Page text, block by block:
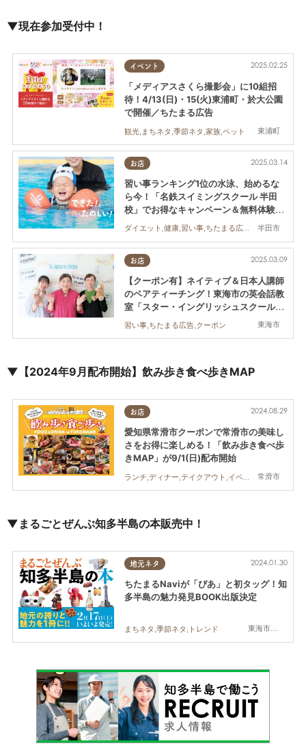
▼現在参加受付中！
イベント
東浦町
2025.02.25
「メディアスさくら撮影会」に10組招
待！4/13(日)・15(火)東浦町・於大公園
で開催／ちたまる広告
観光,まちネタ,季節ネタ,家族,ペット
お店
半田市
2025.03.14
習い事ランキング1位の水泳、始めるな
ら今！「名鉄スイミングスクール 半田
校」でお得なキャンペーン＆無料体験会
開催中／ちたまる広告
ダイエット,健康,習い事,ちたまる広告,親子,おひとりさま
お店
東海市
2025.03.09
【クーポン有】ネイティブ＆日本人講師
のペアティーチング！東海市の英会話教
室「スター・イングリッシュスクール」
／ちたまる広告
習い事,ちたまる広告,クーポン
▼【2024年9月配布開始】飲み歩き食べ歩きMAP
お店
常滑市
2024.08.29
愛知県常滑市クーポンで常滑市の美味し
さをお得に楽しめる！「飲み歩き食べ歩
きMAP」が9/1(日)配布開始
ランチ,ディナー,テイクアウト,イベント,旅行
▼まるごとぜんぶ知多半島の本販売中！
地元ネタ
東海市,大府市,知多市,東浦町,阿久比町,半田市,常滑市,武豊町,美浜町,南知多町
2024.01.30
ちたまるNaviが「ぴあ」と初タッグ！知
多半島の魅力発見BOOK出版決定
まちネタ,季節ネタ,トレンド